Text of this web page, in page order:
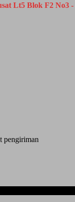
Lt5 Blok F2 No3 -
pengiriman